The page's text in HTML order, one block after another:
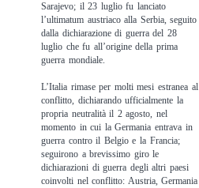
Sarajevo; il 23 luglio fu lanciato
l’ultimatum austriaco alla Serbia, seguito
dalla dichiarazione di guerra del 28
luglio che fu all’origine della prima
guerra mondiale.
L’Italia rimase per molti mesi estranea al
conflitto, dichiarando ufficialmente la
propria neutralità il 2 agosto, nel
momento in cui la Germania entrava in
guerra contro il Belgio e la Francia;
seguirono a brevissimo giro le
dichiarazioni di guerra degli altri paesi
coinvolti nel conflitto: Austria, Germania